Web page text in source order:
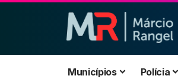
Municípios Polícia